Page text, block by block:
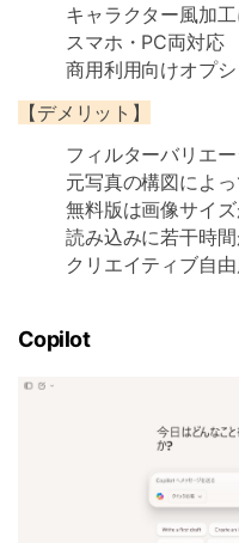
キャラクター風加
スマホ・PC両対応
商用利用向けオプ
【デメリット】
フィルターバリエ
元写真の構図によ
無料版は画像サイ
読み込みに若干時
クリエイティブ自
Copilot